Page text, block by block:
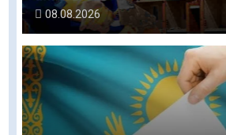
08.08.2026